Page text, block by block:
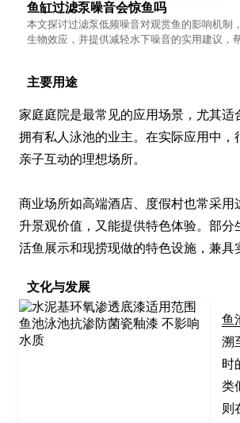
鱼缸过滤泵噪音会惊鱼吗
本文探讨过滤泵低频噪音对观赏鱼的影响机制
生物效应，并提供减轻水下噪音的实用建议，
主要用途
家庭庭院是最常见的应用场景，尤其适
拥有私人泳池的业主。在实际应用中，
亲子互动的理想场所。
商业场所如高端酒店、度假村也常采用
升景观价值，又能提供特色体验。部分
活鱼展示和现捞现做的特色设施，兼具
文化与发展
鱼
溯
时
类
则